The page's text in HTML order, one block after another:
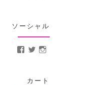
ソーシャル
MotoCrusader さんのプ
@MotoCrusader さ
カート